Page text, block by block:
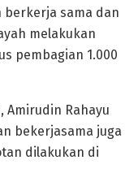
berkerja sama dan
melakukan
pembagian 1.000
Amirudin Rahayu
bekerjasama juga
dilakukan di